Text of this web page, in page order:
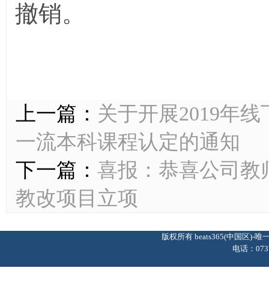
撤销。
上一篇： 关于开展2019年
一流本科课程认定的通知
下一篇： 喜报：恭喜公司教
教改项目立项
版权所有 beats365(中国区)-
电话：